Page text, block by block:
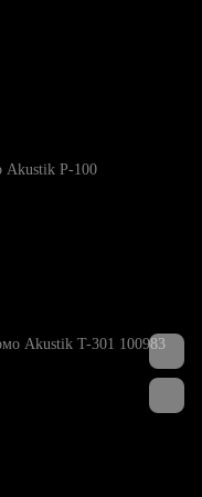
Akustik P-100